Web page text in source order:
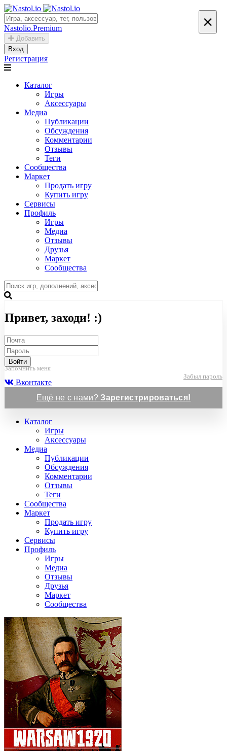
Nastolio.Premium
Добавить
Вход
Регистрация
Каталог
Игры
Аксессуары
Медиа
Публикации
Обсуждения
Комментарии
Отзывы
Теги
Сообщества
Маркет
Продать игру
Купить игру
Сервисы
Профиль
Игры
Медиа
Отзывы
Друзья
Маркет
Сообщества
×
Привет, заходи! :)
Войти
Запомнить меня
Забыл пароль
Вконтакте
Ещё не с нами?Зарегистрироваться!
Каталог
Игры
Аксессуары
Медиа
Публикации
Обсуждения
Комментарии
Отзывы
Теги
Сообщества
Маркет
Продать игру
Купить игру
Сервисы
Профиль
Игры
Медиа
Отзывы
Друзья
Маркет
Сообщества